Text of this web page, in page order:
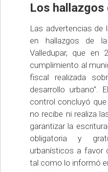
Los
Las advertencias de
en hallazgos de
Valledupar, que en
cumplimiento al
fiscal realizada
desarrollo urbano”.
control concluyó que
no recibe ni realiza
garantizar la
obligatoria y
urbanísticos a favor
tal como lo informó